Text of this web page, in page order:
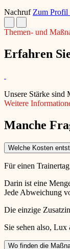
Nachruf Zum Profil
Themen- und
Erfahren
Unsere Stärke sind
Weitere
Manche
Welche Kosten
Für einen
Darin ist eine
Jede Abweichung
Die einzige
Sie sehen also,
Wo finden die